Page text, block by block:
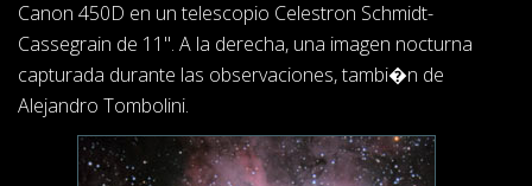
Canon 450D en un telescopio Celestron Schmidt-
Cassegrain de 11". A la derecha, una imagen nocturna
capturada durante las observaciones, tambi�n de
Alejandro Tombolini.